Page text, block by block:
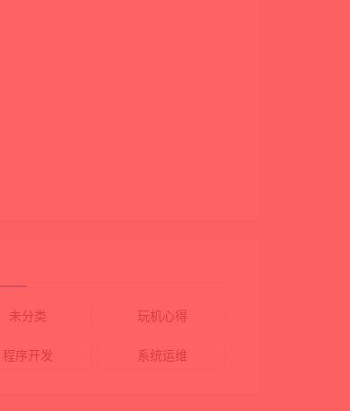
RSA-AES128-SHA256:ECDHE-RSA-AES256-
未分类 玩机心得
程序开发 系统运维